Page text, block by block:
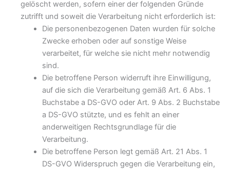
gelöscht werden, sofern einer der folgenden Gründe
zutrifft und soweit die Verarbeitung nicht erforderlich ist:
Die personenbezogenen Daten wurden für solche
Zwecke erhoben oder auf sonstige Weise
verarbeitet, für welche sie nicht mehr notwendig
sind.
Die betroffene Person widerruft ihre Einwilligung,
auf die sich die Verarbeitung gemäß Art. 6 Abs. 1
Buchstabe a DS-GVO oder Art. 9 Abs. 2 Buchstabe
a DS-GVO stützte, und es fehlt an einer
anderweitigen Rechtsgrundlage für die
Verarbeitung.
Die betroffene Person legt gemäß Art. 21 Abs. 1
DS-GVO Widerspruch gegen die Verarbeitung ein,